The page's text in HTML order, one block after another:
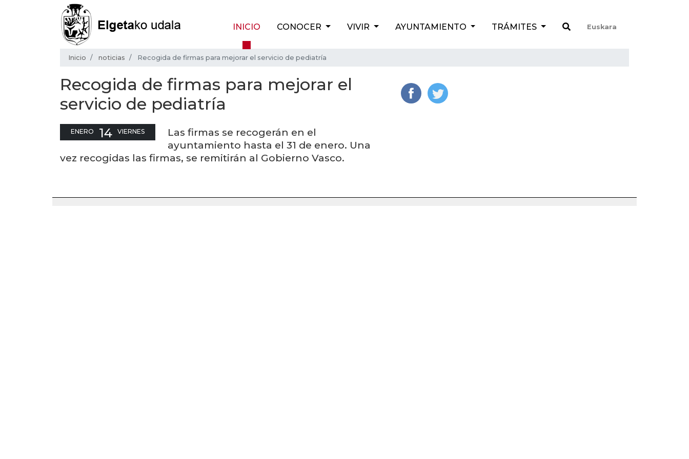
INICIO CONOCER VIVIR AYUNTAMIENTO TRÁMITES Euskara
Inicio noticias Recogida de firmas para mejorar el servicio de pediatría
Recogida de firmas para mejorar el
servicio de pediatría
ENERO 14 VIERNES
Las firmas se recogerán en el
ayuntamiento hasta el 31 de enero. Una
vez recogidas las firmas, se remitirán al Gobierno Vasco.